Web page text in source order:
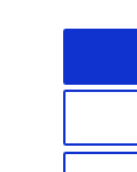
Français